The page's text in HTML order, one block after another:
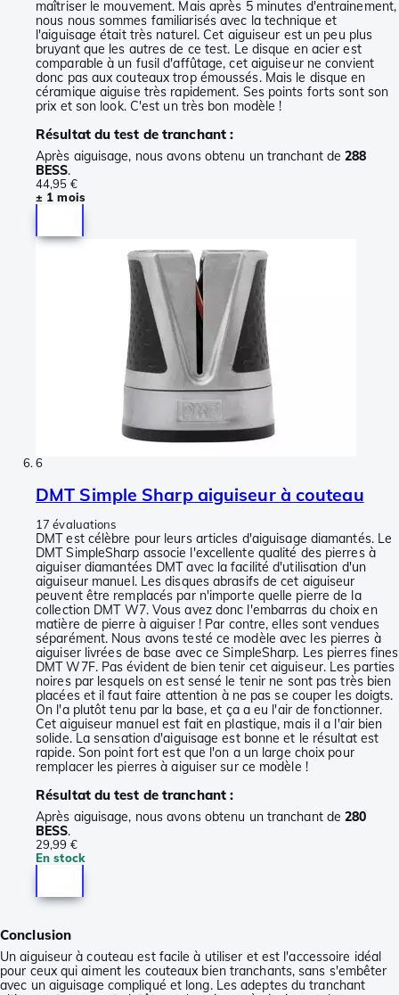
maîtriser le mouvement. Mais après 5 minutes d'entrainement,
nous nous sommes familiarisés avec la technique et
l'aiguisage était très naturel. Cet aiguiseur est un peu plus
bruyant que les autres de ce test. Le disque en acier est
comparable à un fusil d'affûtage, cet aiguiseur ne convient
donc pas aux couteaux trop émoussés. Mais le disque en
céramique aiguise très rapidement. Ses points forts sont son
prix et son look. C'est un très bon modèle !
Résultat du test de tranchant :
Après aiguisage, nous avons obtenu un tranchant de288
BESS.
44,95 €
± 1 mois
6
DMT Simple Sharp aiguiseur à couteau
17 évaluations
DMT est célèbre pour leurs articles d'aiguisage diamantés. Le
DMT SimpleSharp associe l'excellente qualité des pierres à
aiguiser diamantées DMT avec la facilité d'utilisation d'un
aiguiseur manuel. Les disques abrasifs de cet aiguiseur
peuvent être remplacés par n'importe quelle pierre de la
collection DMT W7. Vous avez donc l'embarras du choix en
matière de pierre à aiguiser ! Par contre, elles sont vendues
séparément. Nous avons testé ce modèle avec les pierres à
aiguiser livrées de base avec ce SimpleSharp. Les pierres fines
DMT W7F. Pas évident de bien tenir cet aiguiseur. Les parties
noires par lesquels on est sensé le tenir ne sont pas très bien
placées et il faut faire attention à ne pas se couper les doigts.
On l'a plutôt tenu par la base, et ça a eu l'air de fonctionner.
Cet aiguiseur manuel est fait en plastique, mais il a l'air bien
solide. La sensation d'aiguisage est bonne et le résultat est
rapide. Son point fort est que l'on a un large choix pour
remplacer les pierres à aiguiser sur ce modèle !
Résultat du test de tranchant :
Après aiguisage, nous avons obtenu un tranchant de280
BESS.
29,99 €
En stock
Conclusion
Un aiguiseur à couteau est facile à utiliser et est l'accessoire idéal
pour ceux qui aiment les couteaux bien tranchants, sans s'embêter
avec un aiguisage compliqué et long. Les adeptes du tranchant